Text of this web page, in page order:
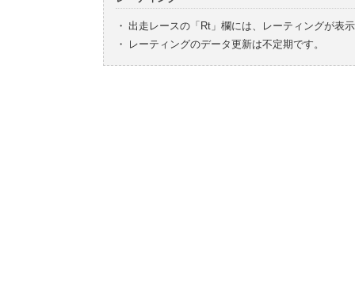
・ 出走レースの「Rt」欄には、レーティングが表
・
レーティングのデータ更新は不定期です。